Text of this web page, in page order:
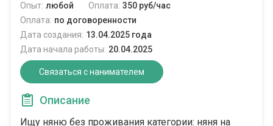
Опыт: любой Оплата: 350 руб/час
Оплата: по договоренности
Дата создания: 13.04.2025 года
Дата начала работы: 20.04.2025
Связаться с нанимателем
Описание
Ищу няню без проживания категории: няня на